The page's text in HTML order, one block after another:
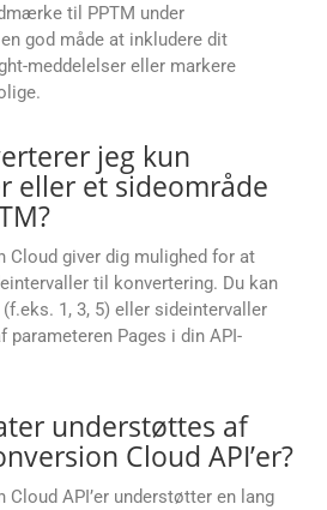
til PPTM under
god måde at inkludere dit
meddelelser eller markere
jeg kun
eller et sideområde
Cloud giver dig mulighed for at
til konvertering. Du kan
1, 3, 5) eller sideintervaller
parameteren Pages i din API-
understøttes af
Cloud API’er?
Cloud API’er understøtter en lang